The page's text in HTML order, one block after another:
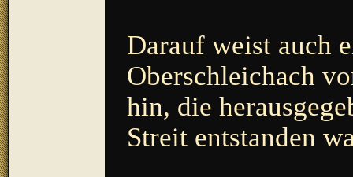
Darauf weist auch
Oberschleichach
hin, die
Streit entstanden